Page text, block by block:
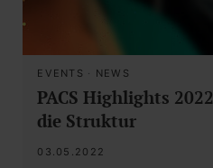
EVENTS · NEWS
PACS Highlights
die Struktur
03.05.2022